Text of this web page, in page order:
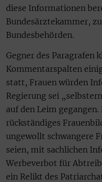
diese Informationen
Bundesärztekammer,
Bundesbehörden.
Gegner des Paragrafen
Kommentarspalten
statt, Frauen würden
Regierung sei
auf den Leim gegangen.
rückständiges
ungewollt schwangere
seien, mit sachlichen
Werbeverbot für
ein Relikt des